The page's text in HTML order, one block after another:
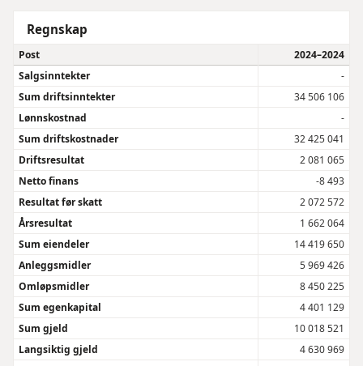
Regnskap
Post
2024–2024
Salgsinntekter
-
Sum driftsinntekter
34 506 106
Lønnskostnad
-
Sum driftskostnader
32 425 041
Driftsresultat
2 081 065
Netto finans
-8 493
Resultat før skatt
2 072 572
Årsresultat
1 662 064
Sum eiendeler
14 419 650
Anleggsmidler
5 969 426
Omløpsmidler
8 450 225
Sum egenkapital
4 401 129
Sum gjeld
10 018 521
Langsiktig gjeld
4 630 969